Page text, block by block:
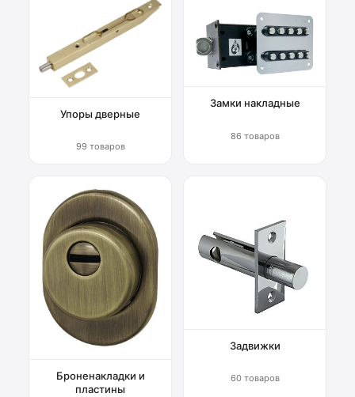
Упоры дверные
99 товаров
Замки накладные
86 товаров
Броненакладки и
пластины
Задвижки
60 товаров